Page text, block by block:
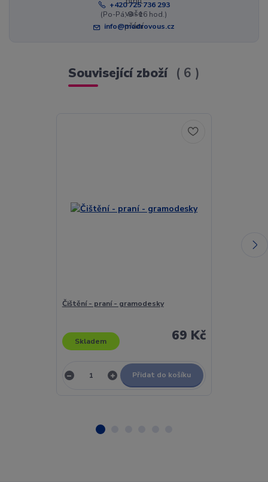
+420 725 736 293
(Po-Pá, 8 - 16 hod.)
info@modrovous.cz
Související zboží 6
Čištění - praní - gramodesky
69 Kč
Skladem
Přidat do košíku